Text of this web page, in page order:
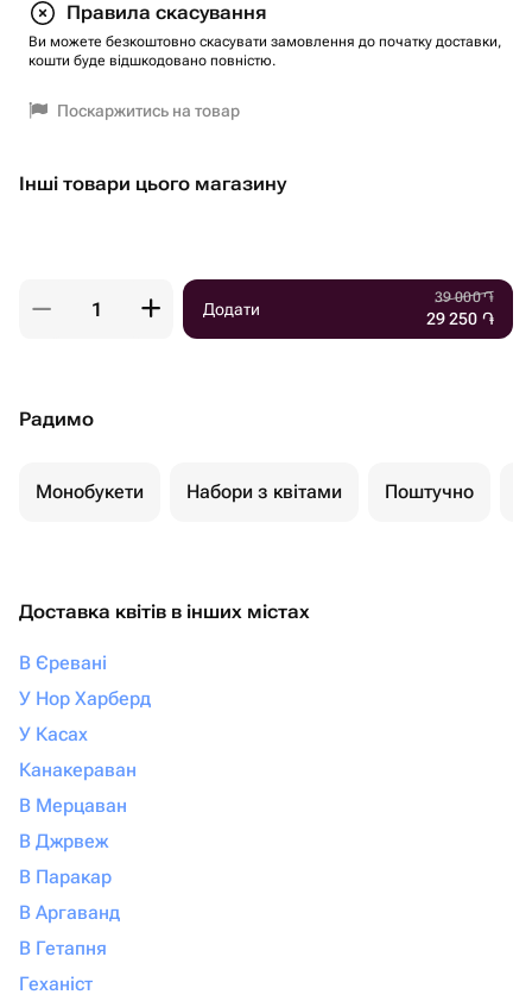
Правила скасування
Ви можете безкоштовно скасувати замовлення до початку доставки,
кошти буде відшкодовано повністю.
Поскаржитись на товар
Інші товари цього магазину
Додати
39 000֏
29 250 ֏
Радимо
Монобукети Набори з квітами Поштучно
Доставка квітів в інших містах
В Єревані
У Нор Харберд
У Касах
Канакераван
В Мерцаван
В Джрвеж
В Паракар
В Аргаванд
В Гетапня
Геханіст